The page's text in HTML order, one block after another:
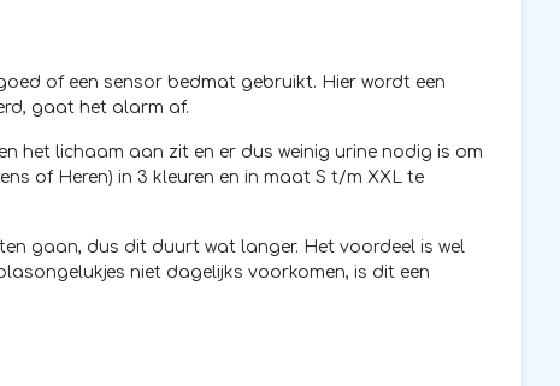
of een sensor bedmat gebruikt. Hier wordt een
gaat het alarm af.
het lichaam aan zit en er dus weinig urine nodig is om
of Heren) in 3 kleuren en in maat S t/m XXL te
gaan, dus dit duurt wat langer. Het voordeel is wel
niet dagelijks voorkomen, is dit een